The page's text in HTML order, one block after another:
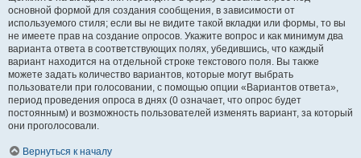
основной формой для создания сообщения, в зависимости от
используемого стиля; если вы не видите такой вкладки или формы, то вы
не имеете прав на создание опросов. Укажите вопрос и как минимум два
варианта ответа в соответствующих полях, убедившись, что каждый
вариант находится на отдельной строке текстового поля. Вы также
можете задать количество вариантов, которые могут выбрать
пользователи при голосовании, с помощью опции «Вариантов ответа»,
период проведения опроса в днях (0 означает, что опрос будет
постоянным) и возможность пользователей изменять вариант, за который
они проголосовали.
Вернуться к началу